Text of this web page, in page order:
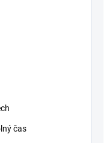
čas